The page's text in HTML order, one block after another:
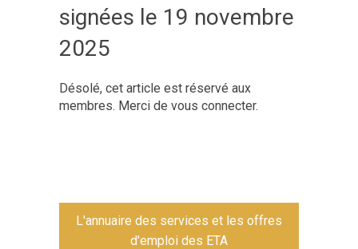
signées le 19 novembre
2025
Désolé, cet article est réservé aux
membres. Merci de vous connecter.
L'annuaire des services et les offres
d'emploi des ETA